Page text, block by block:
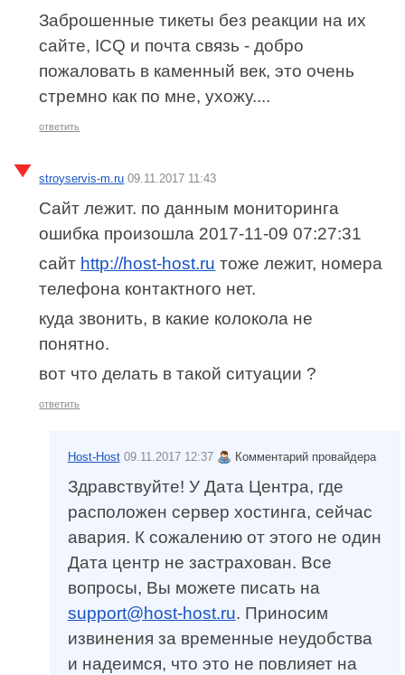
Заброшенные тикеты без реакции на их
сайте, ICQ и почта связь - добро
пожаловать в каменный век, это очень
стремно как по мне, ухожу....
ответить
stroyservis-m.ru 09.11.2017 11:43
Сайт лежит. по данным мониторинга
ошибка произошла 2017-11-09 07:27:31
сайт http://host-host.ru тоже лежит, номера
телефона контактного нет.
куда звонить, в какие колокола не
понятно.
вот что делать в такой ситуации ?
ответить
Host-Host 09.11.2017 12:37 Комментарий провайдера
Здравствуйте! У Дата Центра, где
расположен сервер хостинга, сейчас
авария. К сожалению от этого не один
Дата центр не застрахован. Все
вопросы, Вы можете писать на
support@host-host.ru. Приносим
извинения за временные неудобства
и надеимся, что это не повлияет на